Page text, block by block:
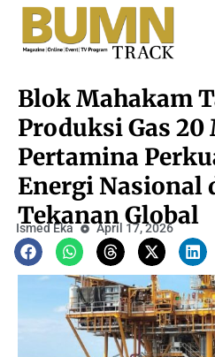
Blok Mahakam
Produksi Gas 20
Pertamina
Energi Nasional
Tekanan Global
Ismed Eka April 17, 2026